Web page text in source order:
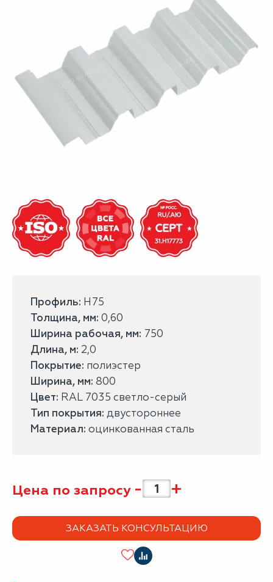
Профиль: Н75
Толщина, мм: 0,60
Ширина рабочая, мм: 750
Длина, м: 2,0
Покрытие: полиэстер
Ширина, мм: 800
Цвет: RAL 7035 светло-серый
Тип покрытия: двустороннее
Материал: оцинкованная сталь
Цена по запросу - +
ЗАКАЗАТЬ КОНСУЛЬТАЦИЮ